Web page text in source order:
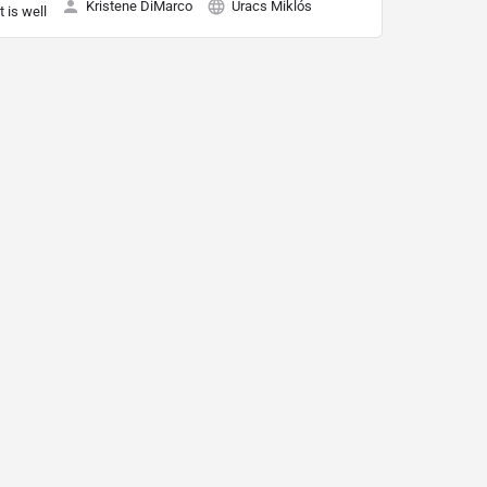
is well Kristene DiMarco Uracs Miklós